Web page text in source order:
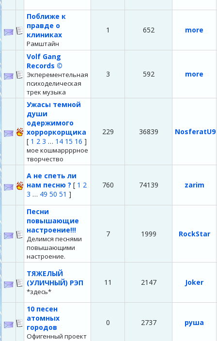
Поближе к
правде о
клиниках
Рамштайн
1 652 more
Volf Gang
Records ©️
Экперементельная
психоделическая
трек музыка
3 592 more
Ужасы темной
души
одержимого
хорроркорщика
[ 1 2 3 … 14 15 16 ]
мое кошмаррррное
творчество
229 36839
А не спеть ли
нам песню ? [ 1 2
3 … 49 50 51 ]
760 74139 zarim
Песни
повышающие
настроение!!!
Делимся песнями
повышающими
настроение.
7 1999 RockStar
ТЯЖЕЛЫЙ
(УЛИЧНЫЙ) РЭП
*здесь*
11 2147 Joker
10 песен
атомных
городов
Офигенный проект
0 2737 руша